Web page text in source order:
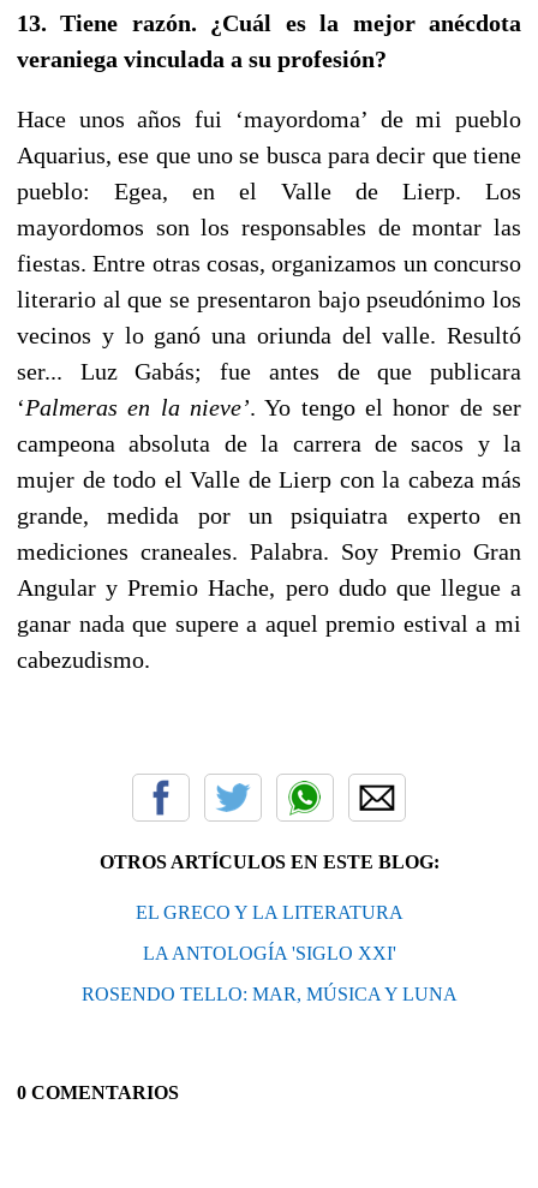
13. Tiene razón. ¿Cuál es la mejor anécdota
veraniega vinculada a su profesión?
Hace unos años fui ‘mayordoma’ de mi pueblo
Aquarius, ese que uno se busca para decir que tiene
pueblo: Egea, en el Valle de Lierp. Los
mayordomos son los responsables de montar las
fiestas. Entre otras cosas, organizamos un concurso
literario al que se presentaron bajo pseudónimo los
vecinos y lo ganó una oriunda del valle. Resultó
ser... Luz Gabás; fue antes de que publicara
‘Palmeras en la nieve’. Yo tengo el honor de ser
campeona absoluta de la carrera de sacos y la
mujer de todo el Valle de Lierp con la cabeza más
grande, medida por un psiquiatra experto en
mediciones craneales. Palabra. Soy Premio Gran
Angular y Premio Hache, pero dudo que llegue a
ganar nada que supere a aquel premio estival a mi
cabezudismo.
OTROS ARTÍCULOS EN ESTE BLOG:
EL GRECO Y LA LITERATURA
LA ANTOLOGÍA 'SIGLO XXI'
ROSENDO TELLO: MAR, MÚSICA Y LUNA
0 COMENTARIOS